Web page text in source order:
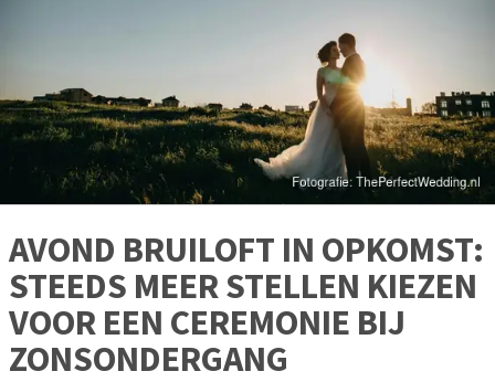
AVOND BRUILOFT IN OPKOMST:
STEEDS MEER STELLEN KIEZEN
VOOR EEN CEREMONIE BIJ
ZONSONDERGANG